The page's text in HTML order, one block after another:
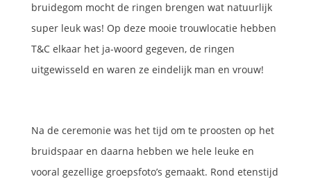
bruidegom mocht de ringen brengen wat natuurlijk
super leuk was! Op deze mooie trouwlocatie hebben
T&C elkaar het ja-woord gegeven, de ringen
uitgewisseld en waren ze eindelijk man en vrouw!
Na de ceremonie was het tijd om te proosten op het
bruidspaar en daarna hebben we hele leuke en
vooral gezellige groepsfoto’s gemaakt. Rond etenstijd